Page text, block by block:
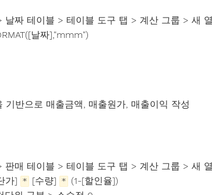
날짜 테이블 > 테이블 도구 탭 > 계산 그룹 > 새
날짜],"mmm")
기반으로 매출금액, 매출원가, 매출이익 작성
판매 테이블 > 테이블 도구 탭 > 계산 그룹 > 새
가] * [수량] * (1-[할인율])